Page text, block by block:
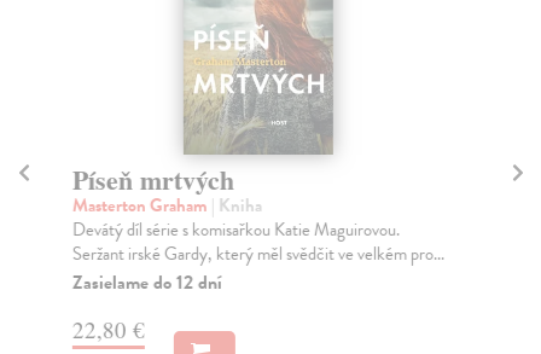
Píseň mrtvých
Masterton Graham | Kniha
Devátý díl série s komisařkou Katie Maguirovou.
Seržant irské Gardy, který měl svědčit ve velkém pro...
Zasielame do 12 dní
22,80 €